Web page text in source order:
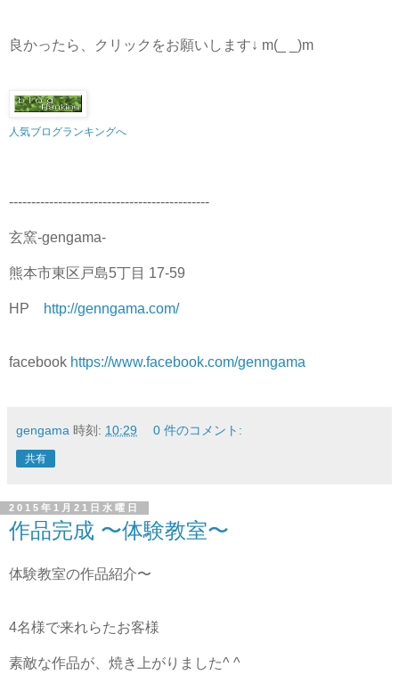
良かったら、クリックをお願いします↓ m(_ _)m
人気ブログランキングへ
---------------------------------------------
玄窯-gengama-
熊本市東区戸島5丁目 17-59
HP http://genngama.com/
facebook https://www.facebook.com/genngama
gengama 時刻: 10:29 0 件のコメント:
共有
2015年1月21日水曜日
作品完成 〜体験教室〜
体験教室の作品紹介〜
4名様で来れらたお客様
素敵な作品が、焼き上がりました^ ^